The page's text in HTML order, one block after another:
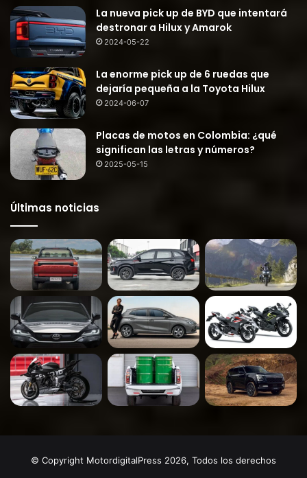
La nueva pick up de BYD que intentará
destronar a Hilux y Amarok
2024-05-22
La enorme pick up de 6 ruedas que
dejaría pequeña a la Toyota Hilux
2024-06-07
Placas de motos en Colombia: ¿qué
significan las letras y números?
2025-05-15
Últimas noticias
© Copyright MotordigitalPress 2026, Todos los derechos